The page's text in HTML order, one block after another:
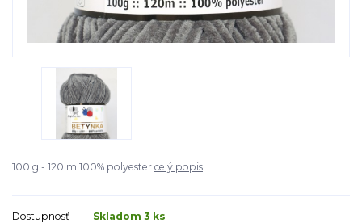
100 g - 120 m 100% polyester celý popis
Dostupnosť Skladom 3 ks